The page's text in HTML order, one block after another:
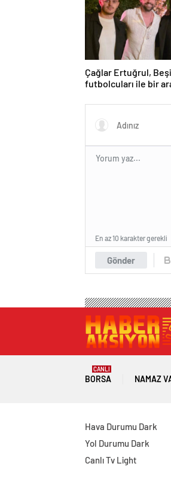
Çağlar Ertuğrul,
futbolcuları ile bir
Gönder
En az 10 karakter gerekli
BORSA
CANLI
NAMAZ
Hava Durumu Dark
Yol Durumu Dark
Canlı Tv Light